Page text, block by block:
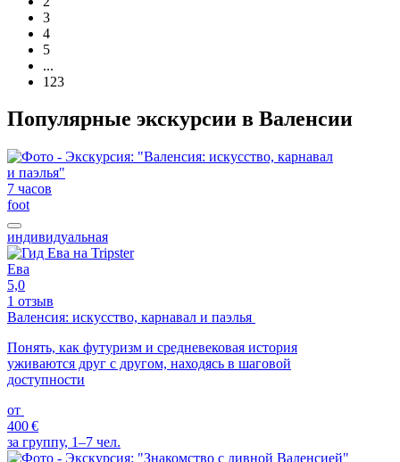
3
4
5
...
123
Популярные экскурсии в Валенсии
7 часов
foot
индивидуальная
Ева
5,0
1 отзыв
Валенсия: искусство, карнавал и паэлья
Понять, как футуризм и средневековая история
уживаются друг с другом, находясь в шаговой
доступности
от
400 €
за группу, 1–7 чел.